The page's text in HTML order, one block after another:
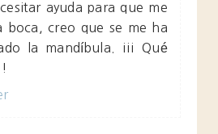
ayuda para que me
boca, creo que se me ha
la mandíbula. ¡¡¡ Qué